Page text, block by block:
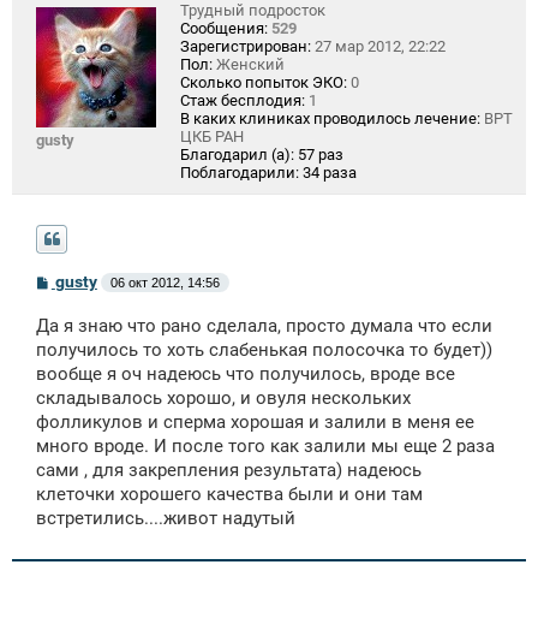
gusty
Трудный подросток
Сообщения: 529
Зарегистрирован: 27 мар 2012, 22:22
Пол: Женский
Сколько попыток ЭКО: 0
Стаж бесплодия: 1
В каких клиниках проводилось лечение: ВРТ
ЦКБ РАН
Благодарил (а): 57 раз
Поблагодарили: 34 раза
С
о
б
щ
н
и
gusty 06 окт 2012, 14:56
Да я знаю что рано сделала, просто думала что если
получилось то хоть слабенькая полосочка то будет))
вообще я оч надеюсь что получилось, вроде все
складывалось хорошо, и овуля нескольких
фолликулов и сперма хорошая и залили в меня ее
много вроде. И после того как залили мы еще 2 раза
сами , для закрепления результата) надеюсь
клеточки хорошего качества были и они там
встретились....живот надутый